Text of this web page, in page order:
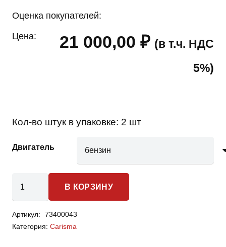
Оценка покупателей:
Цена: 21 000,00 ₽ (в т.ч. НДС
5%)
Кол-во штук в упаковке: 2 шт
Двигатель
товара
Carisma
-
В КОРЗИНУ
Артикул:
73400043
Категория: Carisma